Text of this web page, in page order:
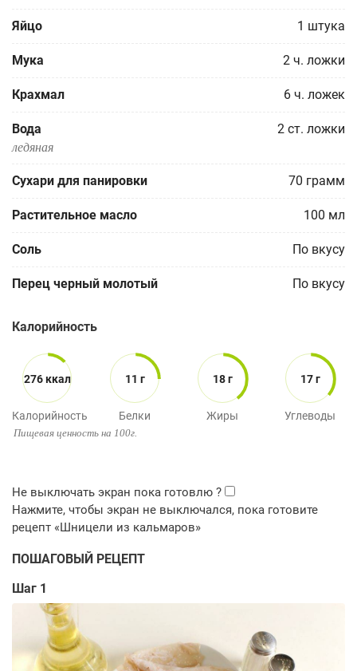
Яйцо 1 штука
Мука 2 ч. ложки
Крахмал 6 ч. ложек
Вода 2 ст. ложки
ледяная
Сухари для панировки 70 грамм
Растительное масло 100 мл
Соль По вкусу
Перец черный молотый По вкусу
Калорийность
276 ккал
Калорийность
11 г
Белки
18 г
Жиры
17 г
Углеводы
Пищевая ценность на 100г.
ПОШАГОВЫЙ РЕЦЕПТ
Шаг 1